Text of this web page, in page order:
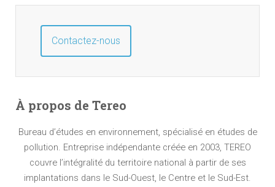
Contactez-nous
À propos de Tereo
Bureau d’études en environnement, spécialisé en études de
pollution. Entreprise indépendante créée en 2003, TEREO
couvre l’intégralité du territoire national à partir de ses
implantations dans le Sud-Ouest, le Centre et le Sud-Est.